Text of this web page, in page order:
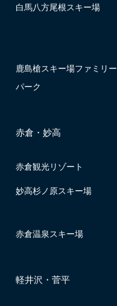
白馬八方尾根スキー場
鹿島槍スキー場ファミリー
パーク
赤倉・妙高
赤倉観光リゾート
妙高杉ノ原スキー場
赤倉温泉スキー場
軽井沢・菅平